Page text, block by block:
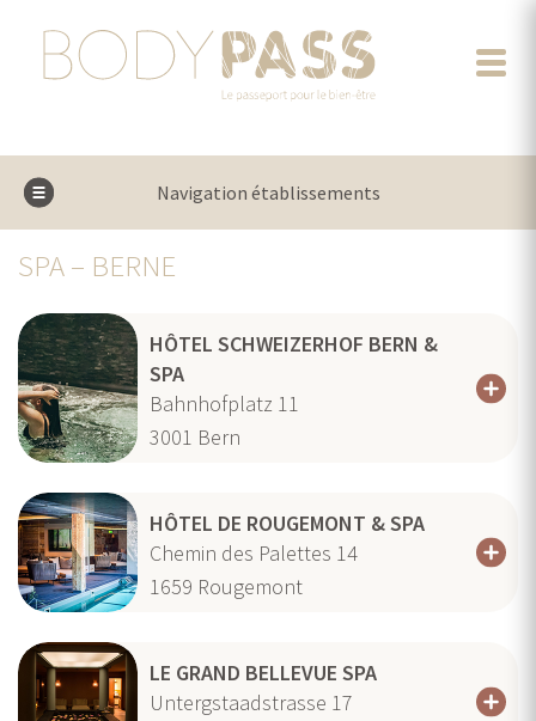
Navigation établissements
SPA – BERNE
HÔTEL SCHWEIZERHOF BERN &
SPA
Bahnhofplatz 11
3001 Bern
HÔTEL DE ROUGEMONT & SPA
Chemin des Palettes 14
1659 Rougemont
LE GRAND BELLEVUE SPA
Untergstaadstrasse 17